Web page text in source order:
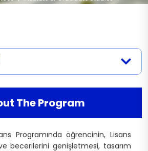
and Quota
The Program
Programında öğrencinin, Lisans
becerilerini genişletmesi, tasarım